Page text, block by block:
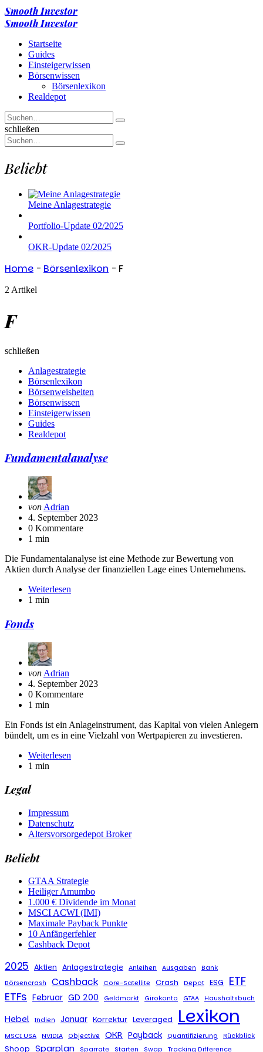
Menu
Smooth Investor
Suche
Menu
Smooth Investor
Startseite
Guides
Einsteigerwissen
Börsenwissen
Börsenlexikon
Realdepot
Suchen
nach
Suche
Suche
schließen
Suchen
nach
Suche
Beliebt
Meine Anlagestrategie
Portfolio-Update 02/2025
OKR-Update 02/2025
Home - Börsenlexikon - F
2 Artikel
F
schließen
Anlagestrategie
Börsenlexikon
Börsenweisheiten
Börsenwissen
Einsteigerwissen
Guides
Realdepot
Fundamentalanalyse
Geschrieben
von
von Adrian
4. September 2023
0 Kommentare
1 min
Die Fundamentalanalyse ist eine Methode zur Bewertung von
Aktien durch Analyse der finanziellen Lage eines Unternehmens.
Weiterlesen
1 min
Fonds
Geschrieben
von
von Adrian
4. September 2023
0 Kommentare
1 min
Ein Fonds ist ein Anlageinstrument, das Kapital von vielen Anlegern
bündelt, um es in eine Vielzahl von Wertpapieren zu investieren.
Weiterlesen
1 min
Legal
Impressum
Datenschutz
Altersvorsorgedepot Broker
Beliebt
GTAA Strategie
Heiliger Amumbo
1.000 € Dividende im Monat
MSCI ACWI (IMI)
Maximale Payback Punkte
10 Anfängerfehler
Cashback Depot
2025 Aktien Anlagestrategie Anleihen Ausgaben
Bank
Börsencrash
Cashback Core-Satellite Crash Depot ESG ETF
ETFs Februar GD 200 Geldmarkt Girokonto GTAA Haushaltsbuch
Hebel Indien Januar Korrektur Leveraged Lexikon
MSCI USA NVIDIA Objective OKR Payback Quantifizierung Rückblick
Shoop Sparplan Sparrate Starten Swap Tracking Difference